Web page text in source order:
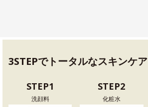
3STEPでトータルなスキンケア
STEP1
洗顔料
STEP2
化粧水